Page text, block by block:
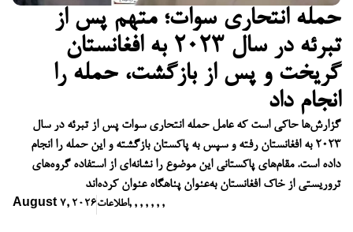
حمله انتحاری سوات؛ متهم پس از
تبرئه در سال ۲۰۲۳ به افغانستان
گریخت و پس از بازگشت، حمله را
انجام داد
گزارش‌ها حاکی است که عامل حمله انتحاری سوات پس از تبرئه در سال
۲۰۲۳ به افغانستان رفته و سپس به پاکستان بازگشته و این حمله را انجام
داده است. مقام‌های پاکستانی این موضوع را نشانه‌ای از استفاده گروه‌های
تروریستی از خاک افغانستان به‌عنوان پناهگاه عنوان کرده‌اند
August 7, 2026اطلاعات, , , , , , ,